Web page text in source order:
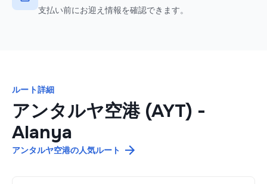
支払い前にお迎え情報を確認できます。
ルート詳細
アンタルヤ空港 (AYT) -
Alanya
アンタルヤ空港の人気ルート